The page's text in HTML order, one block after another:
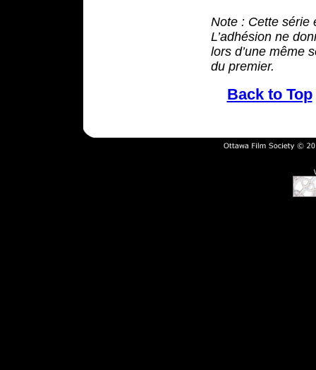
Note : Cette série
L’adhésion ne
lors d’une même
du premier.
Back to Top